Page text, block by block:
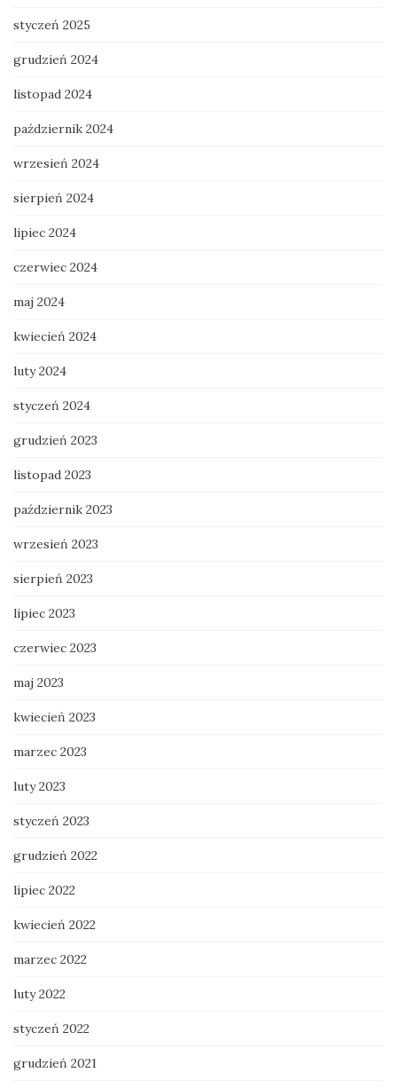
styczeń 2025
grudzień 2024
listopad 2024
październik 2024
wrzesień 2024
sierpień 2024
lipiec 2024
czerwiec 2024
maj 2024
kwiecień 2024
luty 2024
styczeń 2024
grudzień 2023
listopad 2023
październik 2023
wrzesień 2023
sierpień 2023
lipiec 2023
czerwiec 2023
maj 2023
kwiecień 2023
marzec 2023
luty 2023
styczeń 2023
grudzień 2022
lipiec 2022
kwiecień 2022
marzec 2022
luty 2022
styczeń 2022
grudzień 2021